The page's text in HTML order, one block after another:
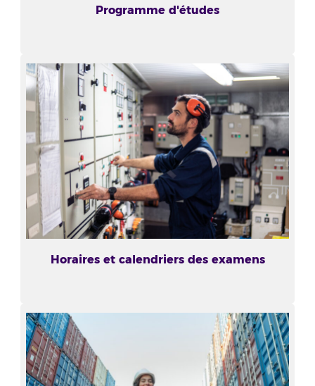
Programme d'études
Horaires et calendriers des examens